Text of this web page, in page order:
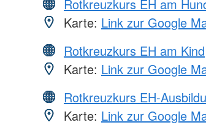
Rotkreuzkurs EH am
Karte: Link zur Google
Rotkreuzkurs EH am Kind
Karte: Link zur Google
Rotkreuzkurs EH-
Karte: Link zur Google